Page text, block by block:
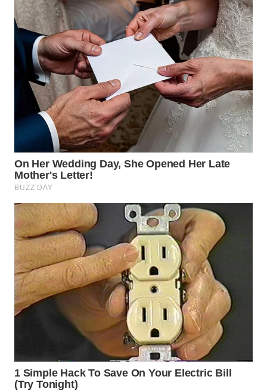
WN
INDRAMAYU
WN
KUNINGAN
WN
MAJALENGKA
WN
SUBANG
WN
SUKABUMI
WN
PURWAKARTA
WN
PRIANGAN
TIMUR
WN
SOLO